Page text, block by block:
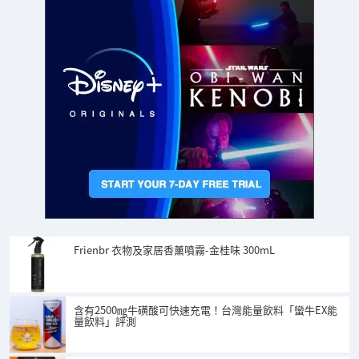
Frienbr 衣物及家居香薰噴霧-金桂味 300mL
含有2500㎎牛磺酸可快速充電！台灣能量飲料「蠻牛EX能
量飲料」評測